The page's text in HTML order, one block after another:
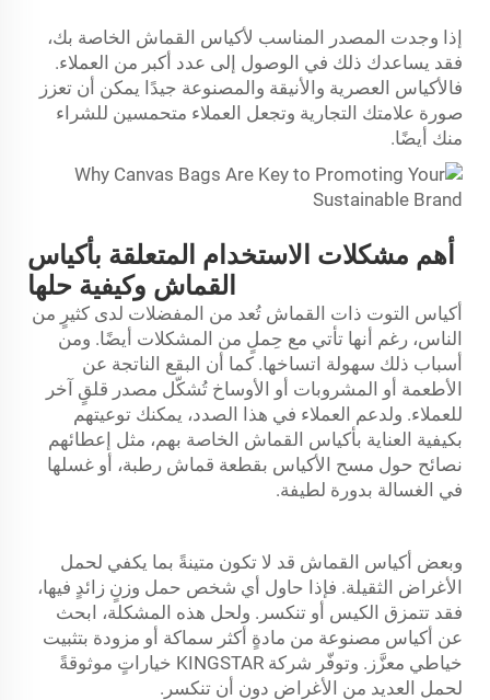
إذا وجدت المصدر المناسب لأكياس القماش الخاصة بك،
فقد يساعدك ذلك في الوصول إلى عدد أكبر من العملاء.
فالأكياس العصرية والأنيقة والمصنوعة جيدًا يمكن أن تعزز
صورة علامتك التجارية وتجعل العملاء متحمسين للشراء
منك أيضًا.
أهم مشكلات الاستخدام المتعلقة بأكياس
القماش وكيفية حلها
أكياس التوت ذات القماش تُعد من المفضلات لدى كثيرٍ من
الناس، رغم أنها تأتي مع حِملٍ من المشكلات أيضًا. ومن
أسباب ذلك سهولة اتساخها. كما أن البقع الناتجة عن
الأطعمة أو المشروبات أو الأوساخ تُشكّل مصدر قلقٍ آخر
للعملاء. ولدعم العملاء في هذا الصدد، يمكنك توعيتهم
بكيفية العناية بأكياس القماش الخاصة بهم، مثل إعطائهم
نصائح حول مسح الأكياس بقطعة قماش رطبة، أو غسلها
في الغسالة بدورة لطيفة.
وبعض أكياس القماش قد لا تكون متينةً بما يكفي لحمل
الأغراض الثقيلة. فإذا حاول أي شخص حمل وزنٍ زائدٍ فيها،
فقد تتمزق الكيس أو تنكسر. ولحل هذه المشكلة، ابحث
عن أكياس مصنوعة من مادةٍ أكثر سماكة أو مزودة بتثبيت
خياطي معزَّز. وتوفّر شركة KINGSTAR خياراتٍ موثوقةً
لحمل العديد من الأغراض دون أن تنكسر.